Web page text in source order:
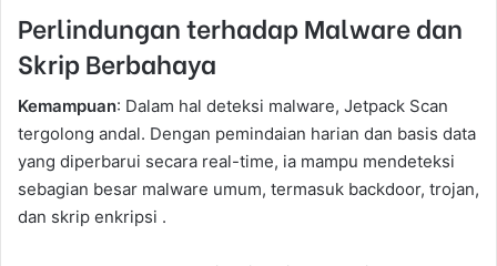
Perlindungan terhadap Malware dan
Skrip Berbahaya
Kemampuan: Dalam hal deteksi malware, Jetpack Scan
tergolong andal. Dengan pemindaian harian dan basis data
yang diperbarui secara real-time, ia mampu mendeteksi
sebagian besar malware umum, termasuk backdoor, trojan,
dan skrip enkripsi .